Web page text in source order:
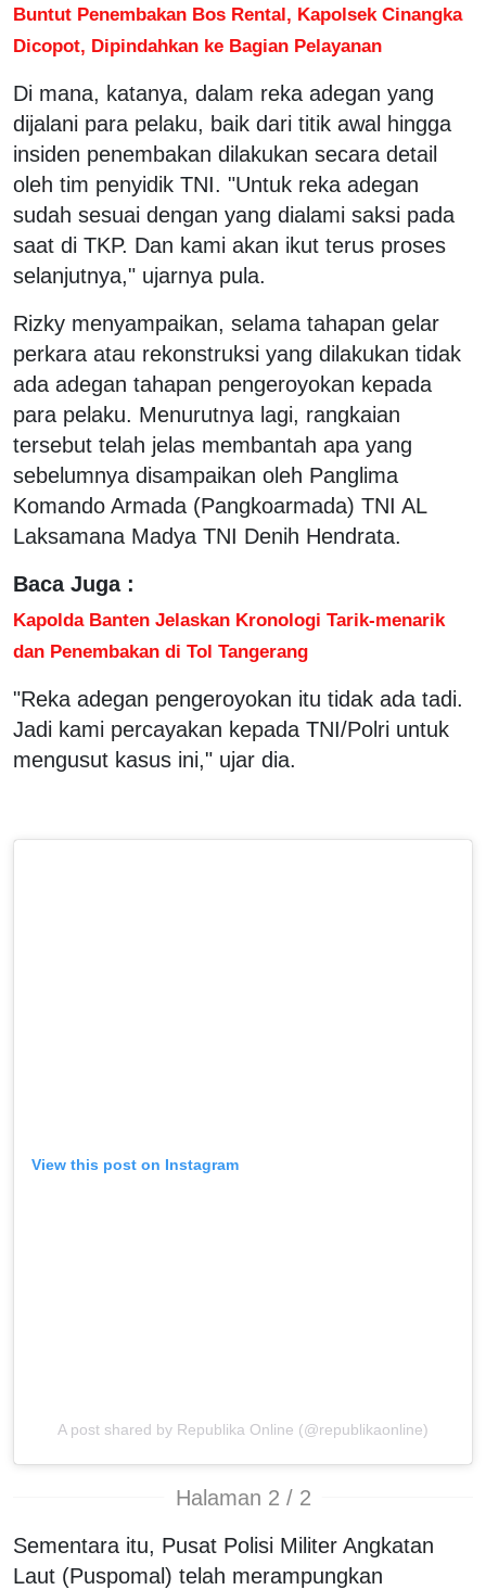
Buntut Penembakan Bos Rental, Kapolsek Cinangka
Dicopot, Dipindahkan ke Bagian Pelayanan
Di mana, katanya, dalam reka adegan yang
dijalani para pelaku, baik dari titik awal hingga
insiden penembakan dilakukan secara detail
oleh tim penyidik TNI. "Untuk reka adegan
sudah sesuai dengan yang dialami saksi pada
saat di TKP. Dan kami akan ikut terus proses
selanjutnya," ujarnya pula.
Rizky menyampaikan, selama tahapan gelar
perkara atau rekonstruksi yang dilakukan tidak
ada adegan tahapan pengeroyokan kepada
para pelaku. Menurutnya lagi, rangkaian
tersebut telah jelas membantah apa yang
sebelumnya disampaikan oleh Panglima
Komando Armada (Pangkoarmada) TNI AL
Laksamana Madya TNI Denih Hendrata.
Baca Juga :
Kapolda Banten Jelaskan Kronologi Tarik-menarik
dan Penembakan di Tol Tangerang
"Reka adegan pengeroyokan itu tidak ada tadi.
Jadi kami percayakan kepada TNI/Polri untuk
mengusut kasus ini," ujar dia.
View this post on Instagram
A post shared by Republika Online (@republikaonline)
Halaman 2 / 2
Sementara itu, Pusat Polisi Militer Angkatan
Laut (Puspomal) telah merampungkan